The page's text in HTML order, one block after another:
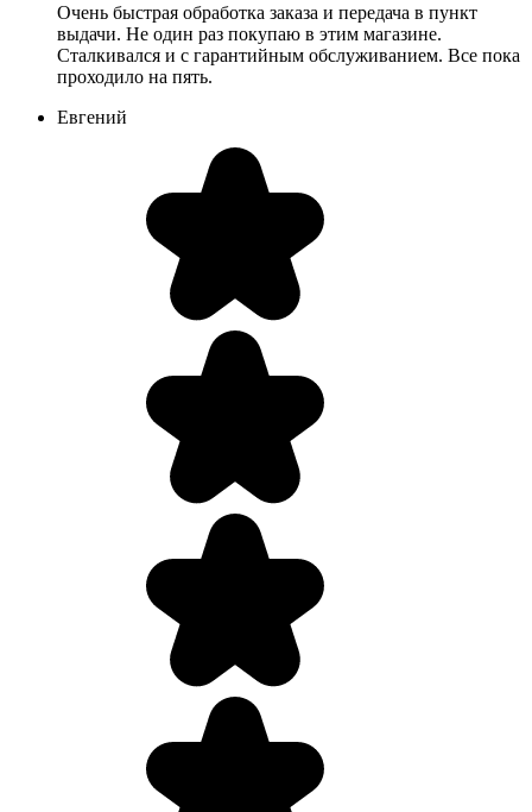
Очень быстрая обработка заказа и передача в пункт
выдачи. Не один раз покупаю в этим магазине.
Сталкивался и с гарантийным обслуживанием. Все пока
проходило на пять.
Евгений